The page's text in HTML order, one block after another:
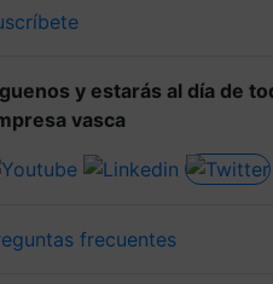
y estarás al día de
vasca
frecuentes